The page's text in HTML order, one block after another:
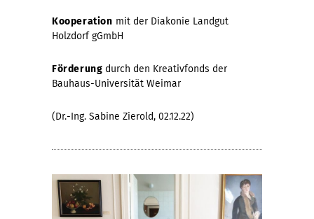
Kooperation mit der Diakonie Landgut
Holzdorf gGmbH
Förderung durch den Kreativfonds der
Bauhaus-Universität Weimar
(Dr.-Ing. Sabine Zierold, 02.12.22)